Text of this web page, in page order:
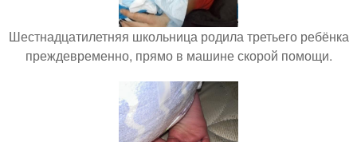
Шестнадцатилетняя школьница родила третьего ребёнка
преждевременно, прямо в машине скорой помощи.